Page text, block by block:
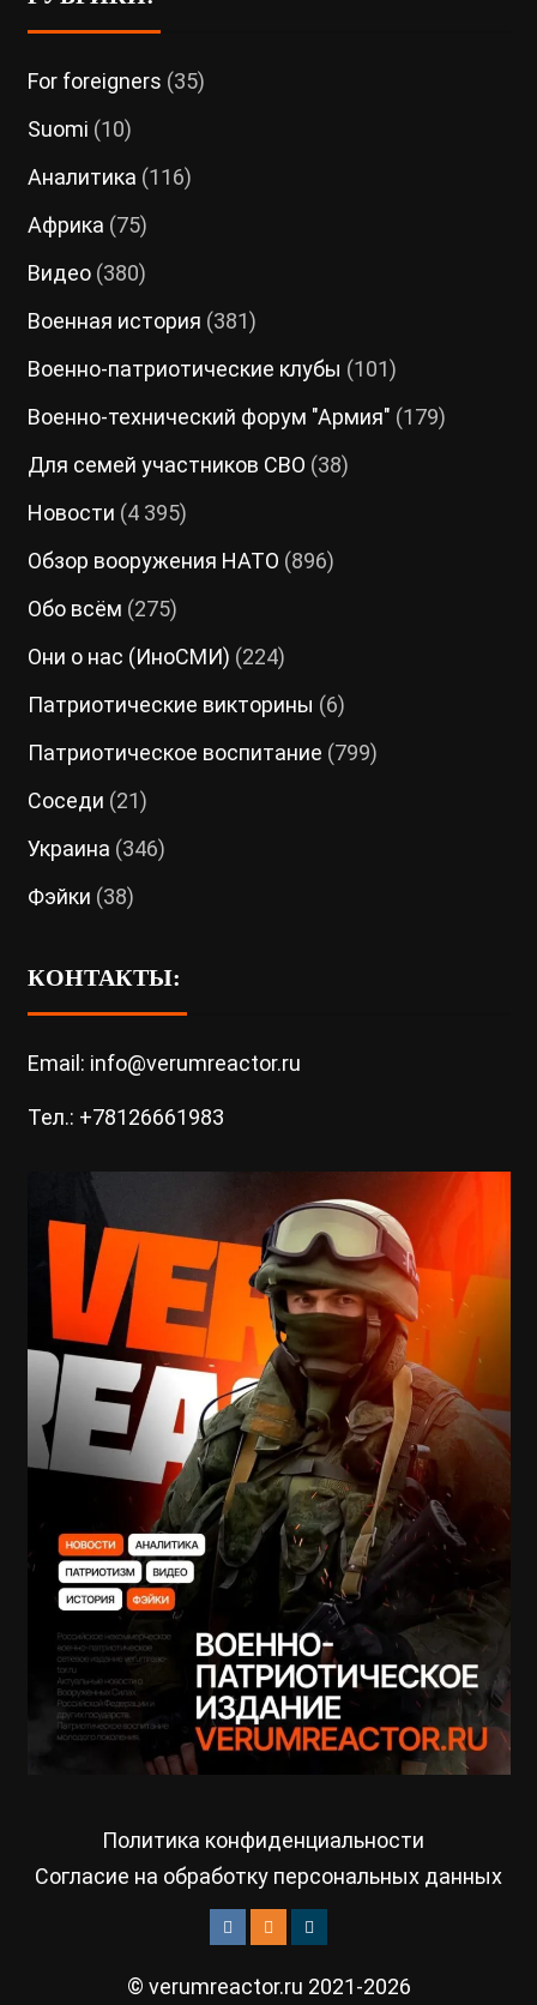
For foreigners (35)
Suomi (10)
Аналитика (116)
Африка (75)
Видео(380)
Военная история (381)
Военно-патриотические клубы (101)
Военно-технический форум "Армия" (179)
Для семей участников СВО (38)
Новости (4 395)
Обзор вооружения НАТО (896)
Обо всём (275)
Они о нас (ИноСМИ) (224)
Патриотические викторины (6)
Патриотическое воспитание (799)
Соседи (21)
Украина (346)
Фэйки (38)
КОНТАКТЫ:
Email: info@verumreactor.ru
Тел.: +78126661983
Политика конфиденциальности
Согласие на обработку персональных данных
© verumreactor.ru 2021-2026